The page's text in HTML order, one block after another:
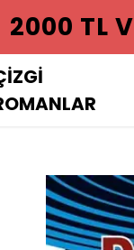
2000 TL